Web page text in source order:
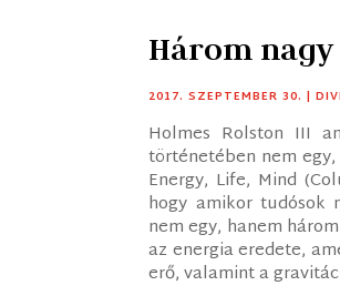
Három
2017. SZEPTEMBER 30. |
Holmes Rolston III
történetében nem
Energy, Life, Mind
hogy amikor tudósok
nem egy, hanem
az energia eredete,
erő, valamint a